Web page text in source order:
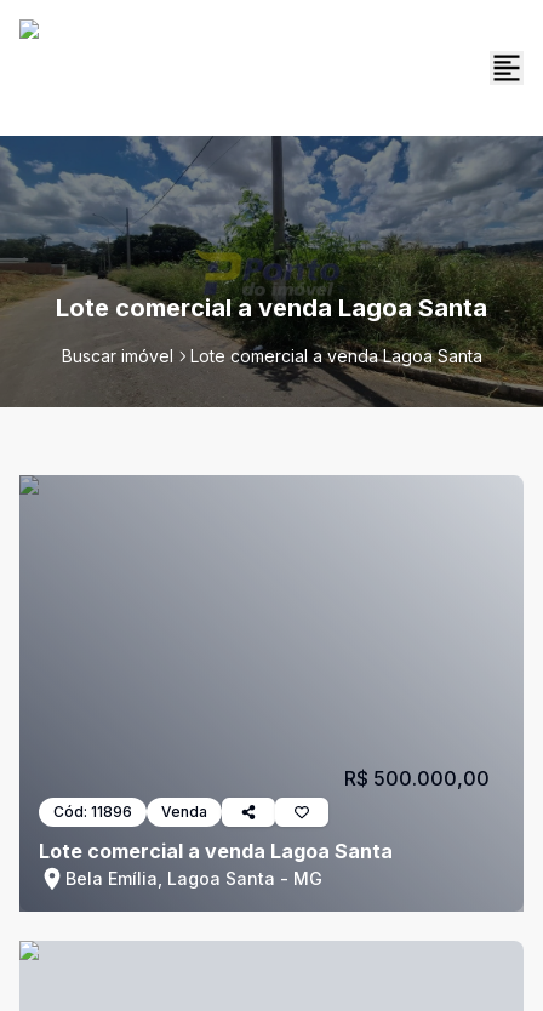
Lote comercial a venda Lagoa Santa
Buscar imóvel Lote comercial a venda Lagoa Santa
Cód: 11896 Venda
Lote comercial a venda Lagoa Santa
Bela Emília, Lagoa Santa - MG
R$ 500.000,00